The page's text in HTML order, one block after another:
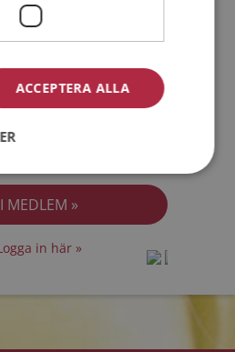
in här »
ACCEPTERA ALLA